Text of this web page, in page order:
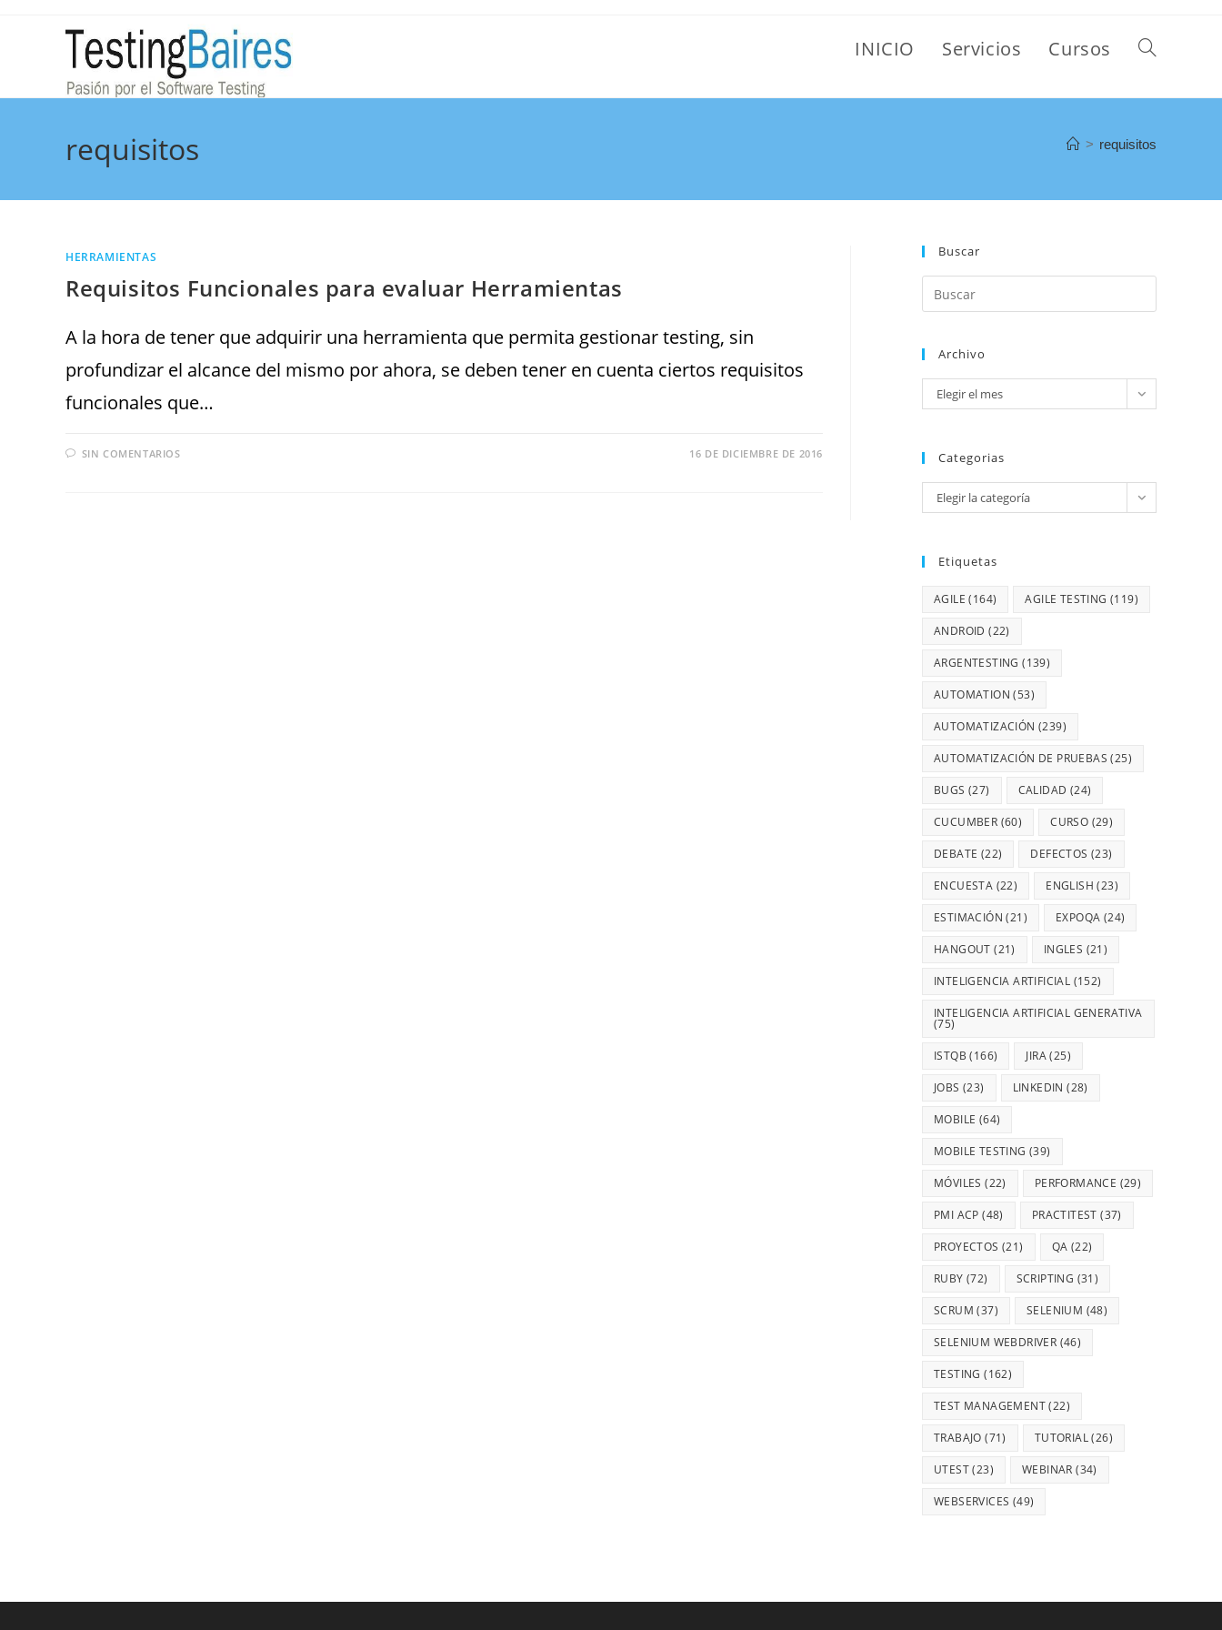
INICIO Servicios Cursos
requisitos > requisitos
HERRAMIENTAS
Requisitos Funcionales para evaluar Herramientas
A la hora de tener que adquirir una herramienta que permita gestionar testing, sin
profundizar el alcance del mismo por ahora, se deben tener en cuenta ciertos requisitos
funcionales que…
SIN COMENTARIOS 16 DE DICIEMBRE DE 2016
Buscar
Archivo
Elegir el mes
Categorias
Elegir la categoría
Etiquetas
AGILE (164) AGILE TESTING (119)
ANDROID (22)
ARGENTESTING (139)
AUTOMATION (53)
AUTOMATIZACIÓN (239)
AUTOMATIZACIÓN DE PRUEBAS (25)
BUGS (27) CALIDAD (24)
CUCUMBER (60) CURSO (29)
DEBATE (22) DEFECTOS (23)
ENCUESTA (22) ENGLISH (23)
ESTIMACIÓN (21) EXPOQA (24)
HANGOUT (21) INGLES (21)
INTELIGENCIA ARTIFICIAL (152)
INTELIGENCIA ARTIFICIAL GENERATIVA
(75)
ISTQB (166) JIRA(25)
JOBS (23) LINKEDIN (28)
MOBILE (64)
MOBILE TESTING (39)
MÓVILES (22) PERFORMANCE (29)
PMI ACP (48) PRACTITEST (37)
PROYECTOS (21) QA (22)
RUBY (72) SCRIPTING (31)
SCRUM (37) SELENIUM (48)
SELENIUM WEBDRIVER (46)
TESTING (162)
TEST MANAGEMENT(22)
TRABAJO (71) TUTORIAL(26)
UTEST(23) WEBINAR (34)
WEBSERVICES (49)